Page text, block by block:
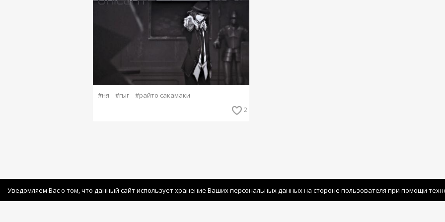
#ня #гыг #райто сакамаки
2
Уведомляем Вас о том, что данный сайт использует хранение Ваших персональных данных на стороне пользователя при помощи